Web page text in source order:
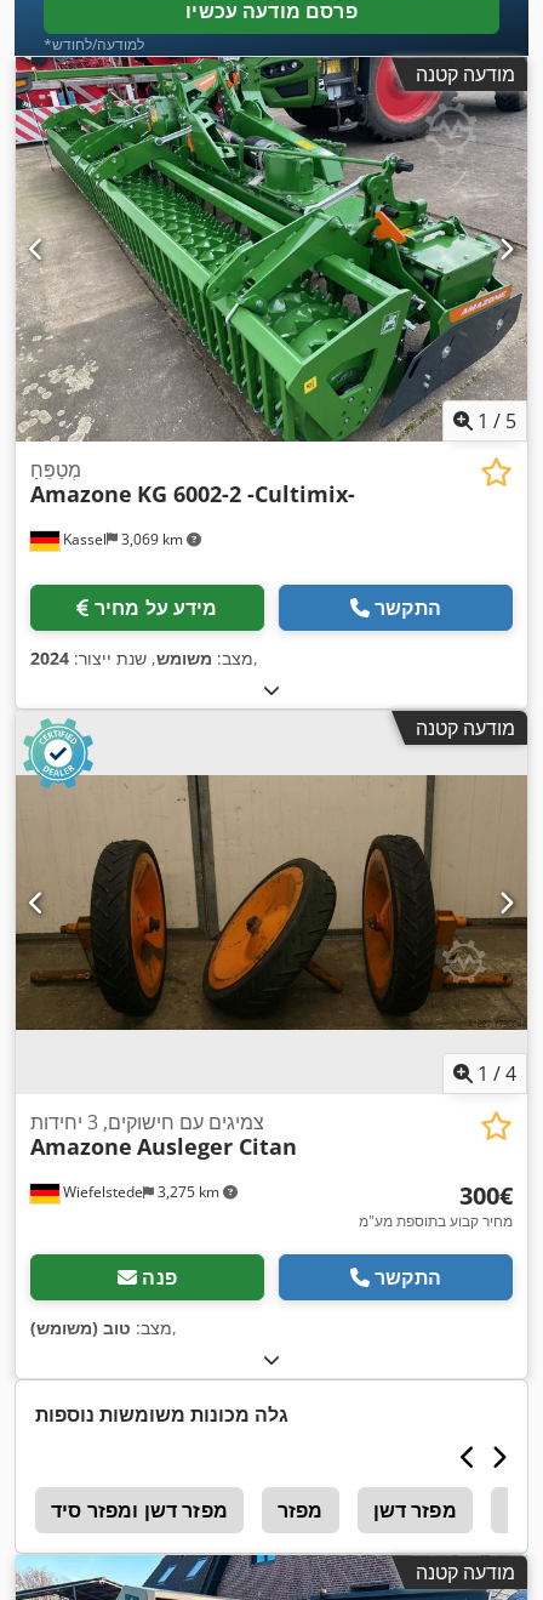
פרסם מודעה עכשיו
*למודעה/לחודש
מודעה קטנה
1 / 5
Kassel 3,069 km
מְטַפֵּחַ
Amazone KG 6002-2 -Cultimix-
מידע על מחיר התקשר
מצב: משומש, שנת ייצור: 2024 ,
מודעה קטנה
1 /4
Wiefelstede 3,275 km
צמיגים עם חישוקים, 3 יחידות
Amazone Ausleger Citan
‏300 ‏€
מחיר קבוע בתוספת מע"מ
פנה התקשר
מצב: טוב (משומש) ,
גלה מכונות משומשות נוספות
מפזר דשן ומפזר סיד מפזר מפזר דשן
מודעה קטנה